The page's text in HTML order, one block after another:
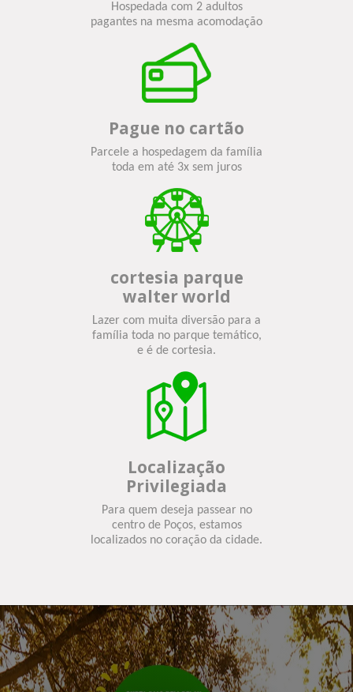
Hospedada com 2 adultos
pagantes na mesma acomodação
Pague no cartão
Parcele a hospedagem da família
toda em até 3x sem juros
cortesia parque
walter world
Lazer com muita diversão para a
família toda no parque temático,
e é de cortesia.
Localização
Privilegiada
Para quem deseja passear no
centro de Poços, estamos
localizados no coração da cidade.